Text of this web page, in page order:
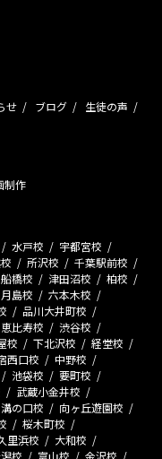
せ ブログ
生徒の声
制作
水戸校
宇都宮校
所沢校
千葉駅前校
橋校 津田沼校
柏校
月島校
六本木校
品川大井町校
恵比寿校
渋谷校
校 下北沢校
経堂校
西口校
中野校
池袋校
要町校
武蔵小金井校
溝の口校
向ヶ丘遊園校
桜木町校
里浜校
大和校